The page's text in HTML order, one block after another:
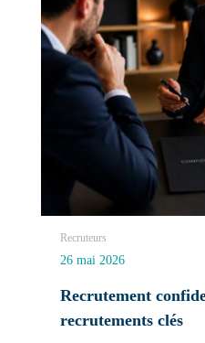
Recruteurs
26 mai 2026
Recrutement
recrutements clés